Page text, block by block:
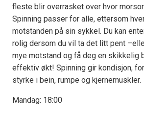
fleste blir overrasket over hvor
Spinning passer for alle, ettersom
motstanden på sin sykkel. Du kan
rolig dersom du vil ta det litt pent
mye motstand og få deg en skikkelig
effektiv økt! Spinning gir kondisjon,
styrke i bein, rumpe og kjernemuskler.
Mandag: 18:00